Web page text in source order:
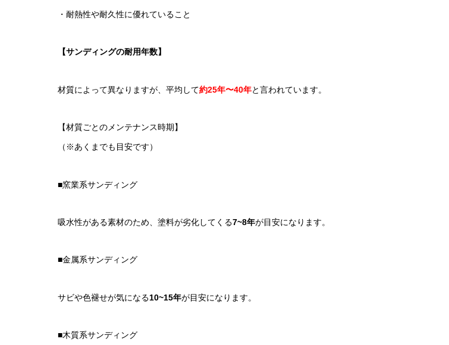
・耐熱性や耐久性に優れていること
【サンディングの耐用年数】
材質によって異なりますが、平均して約25年〜40年と言われています。
【材質ごとのメンテナンス時期】
（※あくまでも目安です）
■窯業系サンディング
吸水性がある素材のため、塗料が劣化してくる7~8年が目安になります。
■金属系サンディング
サビや色褪せが気になる10~15年が目安になります。
■木質系サンディング